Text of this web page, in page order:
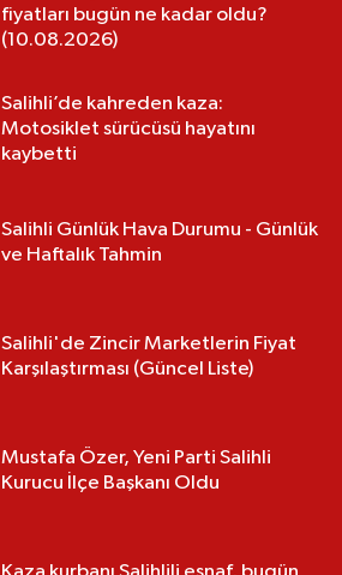
fiyatları bugün ne kadar oldu?
(10.08.2026)
Salihli’de kahreden kaza:
Motosiklet sürücüsü hayatını
kaybetti
Salihli Günlük Hava Durumu - Günlük
ve Haftalık Tahmin
Salihli'de Zincir Marketlerin Fiyat
Karşılaştırması (Güncel Liste)
Mustafa Özer, Yeni Parti Salihli
Kurucu İlçe Başkanı Oldu